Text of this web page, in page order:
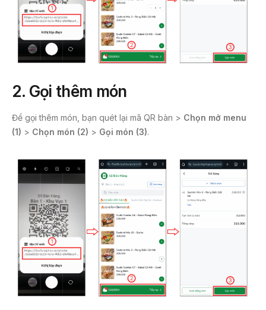
2. Gọi thêm món
Để gọi thêm món, bạn quét lại mã QR bàn > Chọn mở menu
(1) > Chọn món (2) > Gọi món (3).